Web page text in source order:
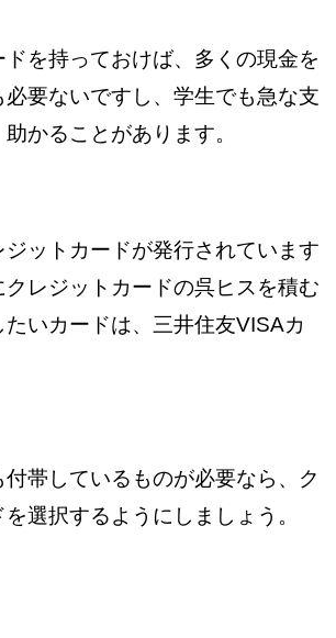
ドを持っておけば、多くの現金を
要ないですし、学生でも急な支
かることがあります。
ットカードが発行されています
レジットカードの呉ヒスを積む
いカードは、三井住友VISAカ
帯しているものが必要なら、ク
選択するようにしましょう。